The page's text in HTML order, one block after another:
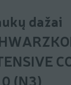
dažai
(N3)